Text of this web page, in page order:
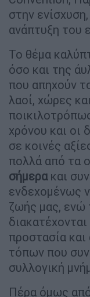
στην
ανάπτυξη του
Το θέμα
όσο και της
που απηχούν
λαοί, χώρες
χρόνου και οι
σε κοινές
πολλά από τα
σήμερακαι
ενδεχομένως
ζωής μας, ενώ
προστασία
τόπων που
συλλογική
Πέρα όμως από